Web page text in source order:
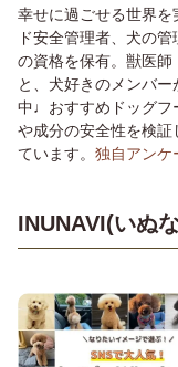
幸せに過ごせる世界
ド安全管理者、犬の
の資格を保有。獣医師
と、犬好きのメンバ
中♩おすすめドッグフ
や成分の安全性を検証
ています。 独自アンケ
INUNAVI(いぬ